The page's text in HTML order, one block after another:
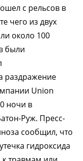
с рельсов в
чего из двух
около 100
были
раздражение
Union
ночи в
Руж. Пресс-
сообщил, что
гидроксида